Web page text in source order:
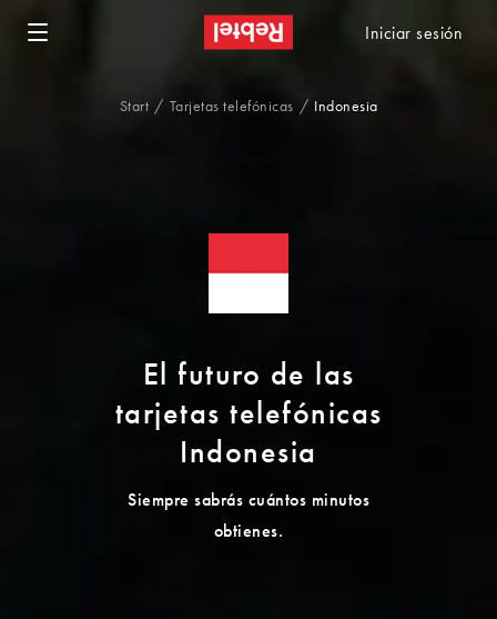
Start Tarjetas telefónicas Indonesia
Iniciar sesión
El futuro de las
tarjetas telefónicas
Indonesia
Siempre sabrás cuántos minutos
obtienes.